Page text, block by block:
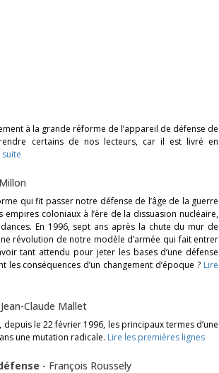
à la grande réforme de l’appareil de défense de
certains de nos lecteurs, car il est livré en
suite
qui fit passer notre défense de l’âge de la guerre
coloniaux à l’ère de la dissuasion nucléaire,
En 1996, sept ans après la chute du mur de
révolution de notre modèle d’armée qui fait entrer
tant attendu pour jeter les bases d’une défense
conséquences d’un changement d’époque ? Lire
Jean-Claude Mallet
le 22 février 1996, les principaux termes d’une
une mutation radicale. Lire les premières lignes
- François Roussely